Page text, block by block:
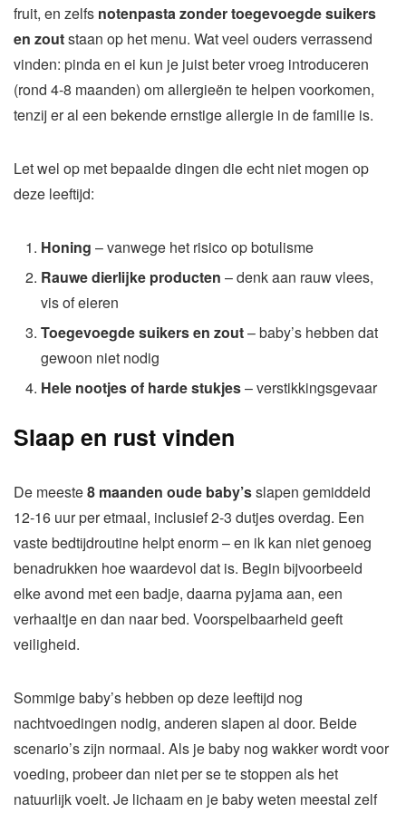
fruit, en zelfs notenpasta zonder toegevoegde suikers
en zoutstaan op het menu. Wat veel ouders verrassend
vinden: pinda en ei kun je juist beter vroeg introduceren
(rond 4-8 maanden) om allergieën te helpen voorkomen,
tenzij er al een bekende ernstige allergie in de familie is.
Let wel op met bepaalde dingen die echt niet mogen op
deze leeftijd:
Honing – vanwege het risico op botulisme
Rauwe dierlijke producten – denk aan rauw vlees,
vis of eieren
Toegevoegde suikers en zout– baby’s hebben dat
gewoon niet nodig
Hele nootjes of harde stukjes– verstikkingsgevaar
Slaap en rust vinden
De meeste8 maanden oude baby’sslapen gemiddeld
12-16 uur per etmaal, inclusief 2-3 dutjes overdag. Een
vaste bedtijdroutine helpt enorm – en ik kan niet genoeg
benadrukken hoe waardevol dat is. Begin bijvoorbeeld
elke avond met een badje, daarna pyjama aan, een
verhaaltje en dan naar bed. Voorspelbaarheid geeft
veiligheid.
Sommige baby’s hebben op deze leeftijd nog
nachtvoedingen nodig, anderen slapen al door. Beide
scenario’s zijn normaal. Als je baby nog wakker wordt voor
voeding, probeer dan niet per se te stoppen als het
natuurlijk voelt. Je lichaam en je baby weten meestal zelf